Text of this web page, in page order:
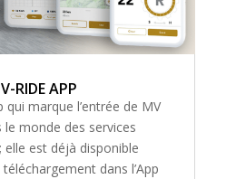
RIDE APP
qui marque l’entrée de MV
le monde des services
elle est déjà disponible
dans l’App